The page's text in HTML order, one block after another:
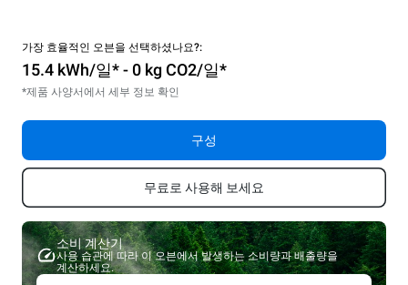
가장 효율적인 오븐을 선택하셨나요?:
15.4 kWh/일* - 0 kg CO2/일*
*제품 사양서에서 세부 정보 확인
구성
무료로 사용해 보세요
소비 계산기
사용 습관에 따라 이 오븐에서 발생하는 소비량과 배출량을
계산하세요.